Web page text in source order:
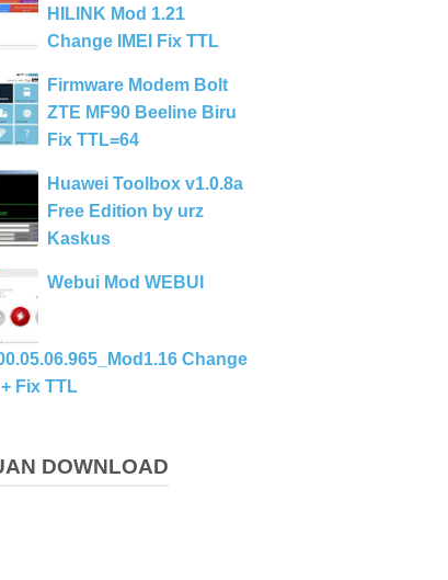
HILINK Mod 1.21
Change IMEI Fix TTL
Firmware Modem Bolt
ZTE MF90 Beeline Biru
Fix TTL=64
Huawei Toolbox v1.0.8a
Free Edition by urz
Kaskus
Webui Mod WEBUI
Change
+ Fix TTL
DOWNLOAD